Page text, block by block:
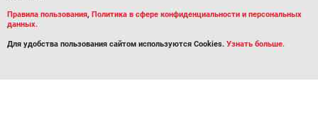
Правила пользования, Политика в сфере конфиденциальности и персональных
данных.
Для удобства пользования сайтом используются Cookies. Узнать больше.